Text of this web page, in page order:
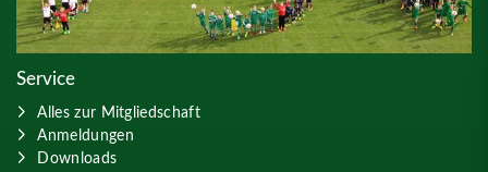
Service
Alles zur Mitgliedschaft
Anmeldungen
Downloads